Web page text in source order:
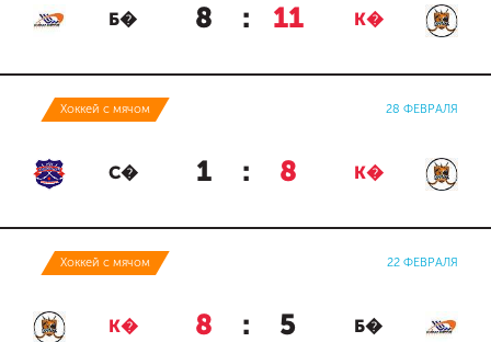
Б� 8 : 11 К�
Хоккей с мячом 28 ФЕВРАЛЯ
С� 1 : 8 К�
Хоккей с мячом 22 ФЕВРАЛЯ
К� 8 : 5 Б�